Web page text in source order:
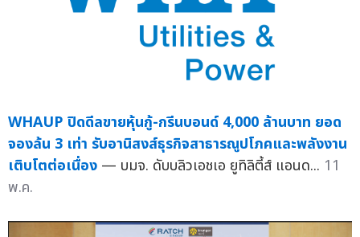
WHAUP ปิดดีลขายหุ้นกู้-กรีนบอนด์ 4,000 ล้านบาท ยอด
จองล้น 3 เท่า รับอานิสงส์ธุรกิจสาธารณูปโภคและพลังงาน
เติบโตต่อเนื่อง — บมจ. ดับบลิวเอชเอ ยูทิลิตี้ส์ แอนด... 11
พ.ค.